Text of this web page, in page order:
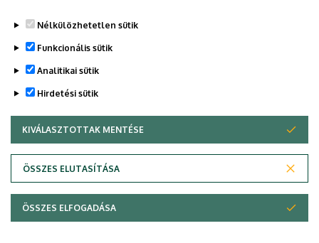
Legutóbbi frissítés: 2026. 06. 13. 18:11
Adatvédelem
Copyright © 2026 Unideb
Nélkülözhetetlen sütik
Funkcionális sütik
Analitikai sütik
Hirdetési sütik
KIVÁLASZTOTTAK MENTÉSE
ÖSSZES ELUTASÍTÁSA
WITHDRAW CONSENT
ÖSSZES ELFOGADÁSA